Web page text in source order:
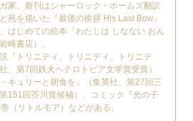
家。新刊はシャーロック・ホームズ翻訳
死を描いた『最後の挨拶 His Last Bow』
、はじめての絵本『わたしは しなない おん
崎書店）。
『トリニティ、トリニティ、トリニテ
、第7回鉄犬ヘテロトビア文学賞受賞）
キュリーと朝食を』（集英社、第27回三
151回芥川賞候補）、コミック『光の子
（リトルモア）などがある。